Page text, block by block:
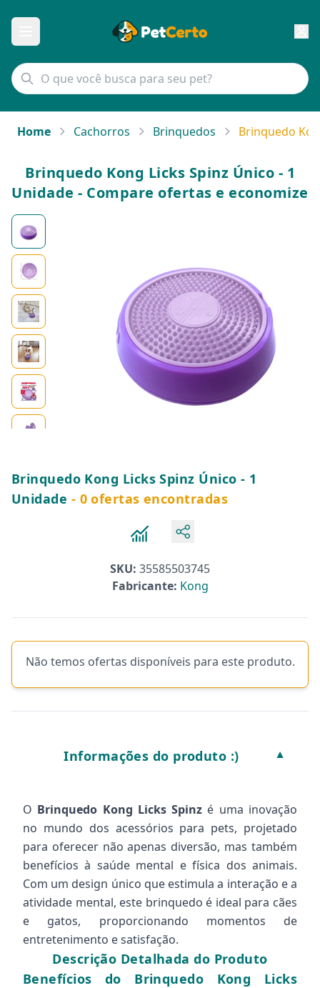
Home Cachorros Brinquedos Brinquedo
Brinquedo Kong Licks Spinz Único - 1
Unidade - Compare ofertas e economize
Brinquedo Kong Licks Spinz Único - 1
Unidade - 0 ofertas encontradas
SKU: 35585503745
Fabricante: Kong
Não temos ofertas disponíveis para este produto.
Informações do produto :) ▼
O Brinquedo Kong Licks Spinz é uma inovação
no mundo dos acessórios para pets, projetado
para oferecer não apenas diversão, mas também
benefícios à saúde mental e física dos animais.
Com um design único que estimula a interação e a
atividade mental, este brinquedo é ideal para cães
e gatos, proporcionando momentos de
entretenimento e satisfação.
Descrição Detalhada do Produto
Benefícios do Brinquedo Kong Licks